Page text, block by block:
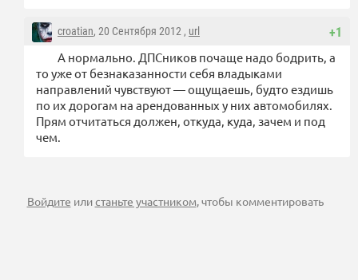
+1
croatian, 20 Сентября 2012 , url
А нормально. ДПСников почаще надо бодрить, а
то уже от безнаказанности себя владыками
направлений чувствуют — ощущаешь, будто ездишь
по их дорогам на арендованных у них автомобилях.
Прям отчитаться должен, откуда, куда, зачем и под
чем.
Войдите илистаньте участником, чтобы комментировать